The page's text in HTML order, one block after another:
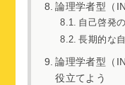
論理学者型（
自己啓発
長期的な
論理学者型（
役立てよう